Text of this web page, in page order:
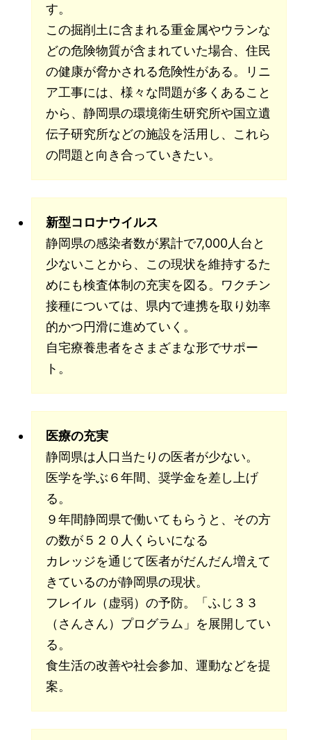
す。
この掘削土に含まれる重金属やウランな
どの危険物質が含まれていた場合、住民
の健康が脅かされる危険性がある。リニ
ア工事には、様々な問題が多くあること
から、静岡県の環境衛生研究所や国立遺
伝子研究所などの施設を活用し、これら
の問題と向き合っていきたい。
新型コロナウイルス
静岡県の感染者数が累計で7,000人台と
少ないことから、この現状を維持するた
めにも検査体制の充実を図る。ワクチン
接種については、県内で連携を取り効率
的かつ円滑に進めていく。
自宅療養患者をさまざまな形でサポー
ト。
医療の充実
静岡県は人口当たりの医者が少ない。
医学を学ぶ６年間、奨学金を差し上げ
る。
９年間静岡県で働いてもらうと、その方
の数が５２０人くらいになる
カレッジを通じて医者がだんだん増えて
きているのが静岡県の現状。
フレイル（虚弱）の予防。「ふじ３３
（さんさん）プログラム」を展開してい
る。
食生活の改善や社会参加、運動などを提
案。